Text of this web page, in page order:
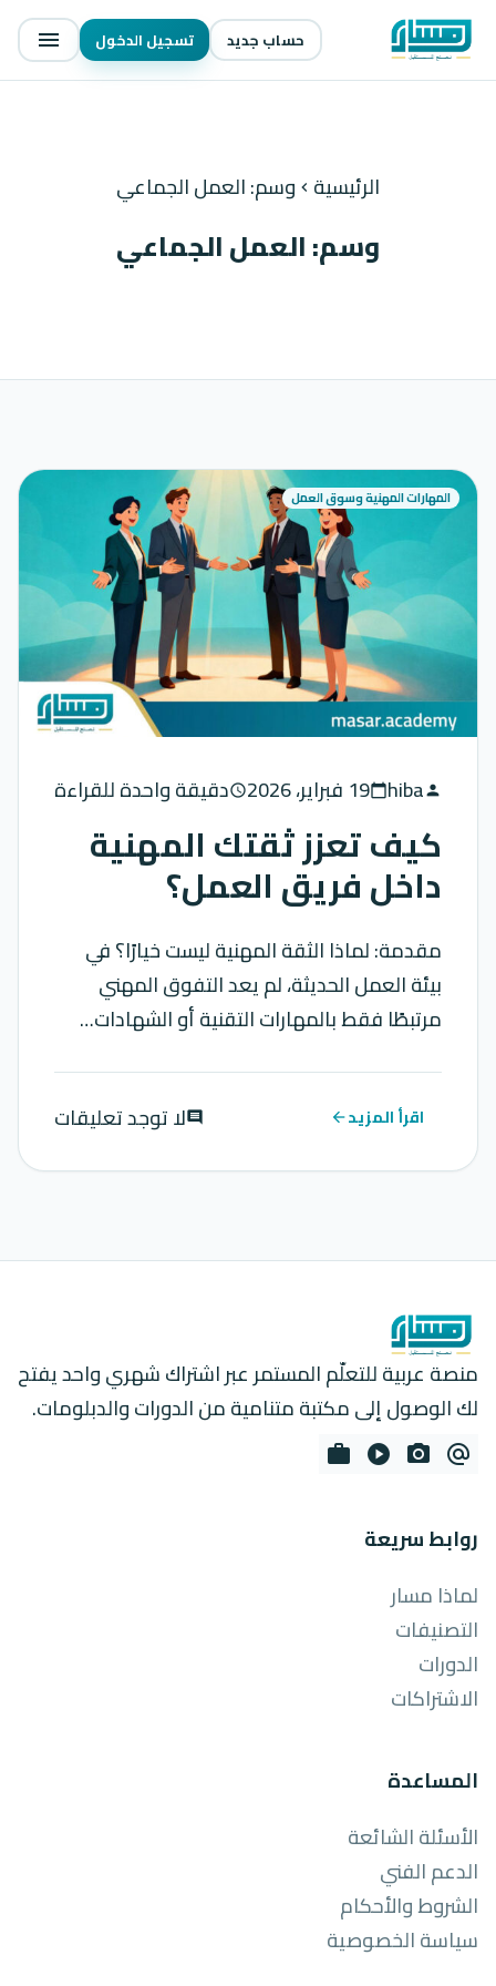
حساب جديد تسجيل الدخول menu
الرئيسية chevron_left وسم: العمل الجماعي
وسم: العمل الجماعي
المهارات المهنية وسوق العمل
person
hiba
calendar_today19 فبراير، 2026 scheduleدقيقة واحدة للقراءة
كيف تعزز ثقتك المهنية
داخل فريق العمل؟
مقدمة: لماذا الثقة المهنية ليست خيارًا؟ في
بيئة العمل الحديثة، لم يعد التفوق المهني
مرتبطًا فقط بالمهارات التقنية أو الشهادات…
اقرأ المزيدarrow_back
commentلا توجد تعليقات
منصة عربية للتعلّم المستمر عبر اشتراك شهري واحد يفتح
لك الوصول إلى مكتبة متنامية من الدورات والدبلومات.
alternate_email
photo_camera
play_circle
work
روابط سريعة
لماذا مسار
التصنيفات
الدورات
الاشتراكات
المساعدة
الأسئلة الشائعة
الدعم الفني
الشروط والأحكام
سياسة الخصوصية